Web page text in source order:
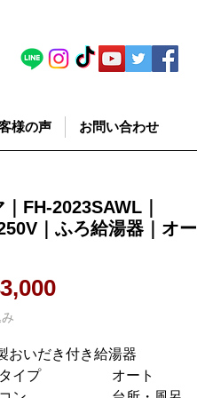
様の声 お問い合わせ
FH-2023SAWL｜
｜ふろ給湯器｜オー
価格
おいだき付き給湯器
タイプ オート